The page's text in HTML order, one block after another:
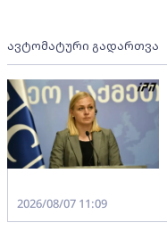
ავტომატური გადართვა
2026/08/07 11:09